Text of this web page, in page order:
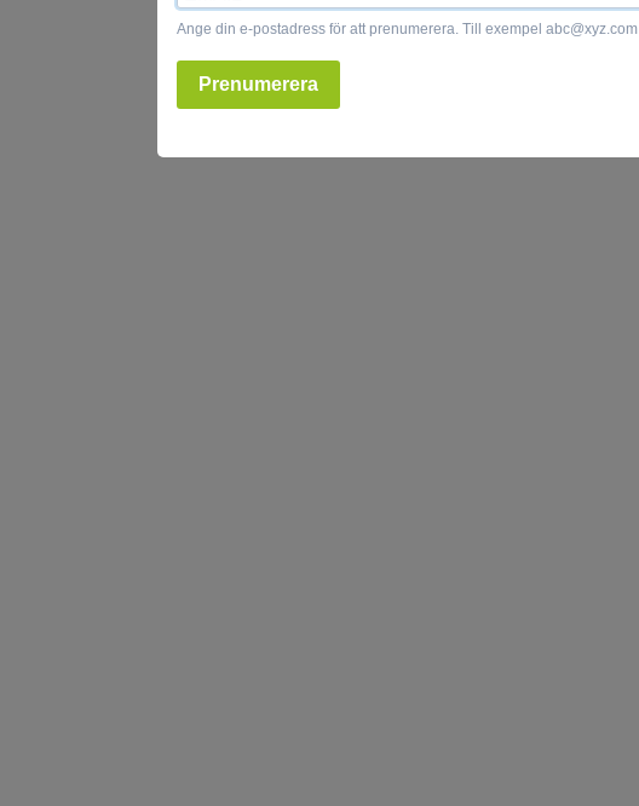
Ange din e-postadress för att prenumerera. Till exempel abc@xyz.com
Prenumerera